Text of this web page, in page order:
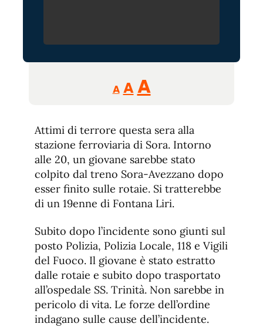
A
Reducir
tamaño
A Restablecer
de
fuente
AAumentar
de
fuente.
Attimi di terrore questa sera alla
stazione ferroviaria di Sora. Intorno
alle 20, un giovane sarebbe stato
colpito dal treno Sora-Avezzano dopo
esser finito sulle rotaie. Si tratterebbe
di un 19enne di Fontana Liri.
Subito dopo l’incidente sono giunti sul
posto Polizia, Polizia Locale, 118 e Vigili
del Fuoco. Il giovane è stato estratto
dalle rotaie e subito dopo trasportato
all’ospedale SS. Trinità. Non sarebbe in
pericolo di vita. Le forze dell’ordine
indagano sulle cause dell’incidente.